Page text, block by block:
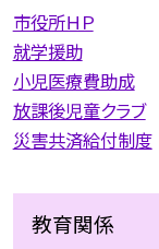
市役所ＨＰ
就学援助
小児医療費助成
放課後児童クラブ
災害共済給付制度
教育関係